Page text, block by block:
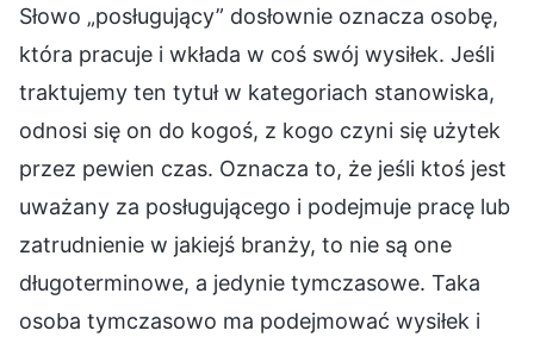
Słowo „posługujący” dosłownie oznacza osobę,
która pracuje i wkłada w coś swój wysiłek. Jeśli
traktujemy ten tytuł w kategoriach stanowiska,
odnosi się on do kogoś, z kogo czyni się użytek
przez pewien czas. Oznacza to, że jeśli ktoś jest
uważany za posługującego i podejmuje pracę lub
zatrudnienie w jakiejś branży, to nie są one
długoterminowe, a jedynie tymczasowe. Taka
osoba tymczasowo ma podejmować wysiłek i